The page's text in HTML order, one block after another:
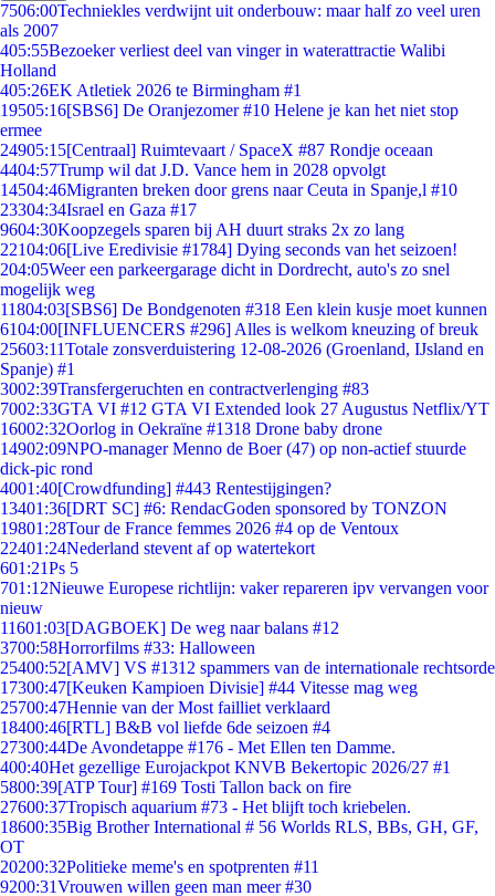
7506:00Techniekles verdwijnt uit onderbouw: maar half zo veel uren
als 2007
405:55Bezoeker verliest deel van vinger in waterattractie Walibi
Holland
405:26EK Atletiek 2026 te Birmingham #1
19505:16[SBS6] De Oranjezomer #10 Helene je kan het niet stop
ermee
24905:15[Centraal] Ruimtevaart / SpaceX #87 Rondje oceaan
4404:57Trump wil dat J.D. Vance hem in 2028 opvolgt
14504:46Migranten breken door grens naar Ceuta in Spanje,l #10
23304:34Israel en Gaza #17
9604:30Koopzegels sparen bij AH duurt straks 2x zo lang
22104:06[Live Eredivisie #1784] Dying seconds van het seizoen!
204:05Weer een parkeergarage dicht in Dordrecht, auto's zo snel
mogelijk weg
11804:03[SBS6] De Bondgenoten #318 Een klein kusje moet kunnen
6104:00[INFLUENCERS #296] Alles is welkom kneuzing of breuk
25603:11Totale zonsverduistering 12-08-2026 (Groenland, IJsland en
Spanje) #1
3002:39Transfergeruchten en contractverlenging #83
7002:33GTA VI #12 GTA VI Extended look 27 Augustus Netflix/YT
16002:32Oorlog in Oekraïne #1318 Drone baby drone
14902:09NPO-manager Menno de Boer (47) op non-actief stuurde
dick-pic rond
4001:40[Crowdfunding] #443 Rentestijgingen?
13401:36[DRT SC] #6: RendacGoden sponsored by TONZON
19801:28Tour de France femmes 2026 #4 op de Ventoux
22401:24Nederland stevent af op watertekort
601:21Ps 5
701:12Nieuwe Europese richtlijn: vaker repareren ipv vervangen voor
nieuw
11601:03[DAGBOEK] De weg naar balans #12
3700:58Horrorfilms #33: Halloween
25400:52[AMV] VS #1312 spammers van de internationale rechtsorde
17300:47[Keuken Kampioen Divisie] #44 Vitesse mag weg
25700:47Hennie van der Most failliet verklaard
18400:46[RTL] B&B vol liefde 6de seizoen #4
27300:44De Avondetappe #176 - Met Ellen ten Damme.
400:40Het gezellige Eurojackpot KNVB Bekertopic 2026/27 #1
5800:39[ATP Tour] #169 Tosti Tallon back on fire
27600:37Tropisch aquarium #73 - Het blijft toch kriebelen.
18600:35Big Brother International # 56 Worlds RLS, BBs, GH, GF,
OT
20200:32Politieke meme's en spotprenten #11
9200:31Vrouwen willen geen man meer #30